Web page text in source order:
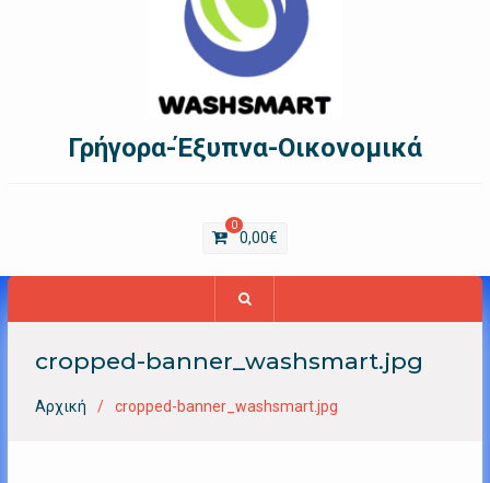
Γρήγορα-Έξυπνα-Οικονομικά
0
0,00€
cropped-banner_washsmart.jpg
Αρχική cropped-banner_washsmart.jpg